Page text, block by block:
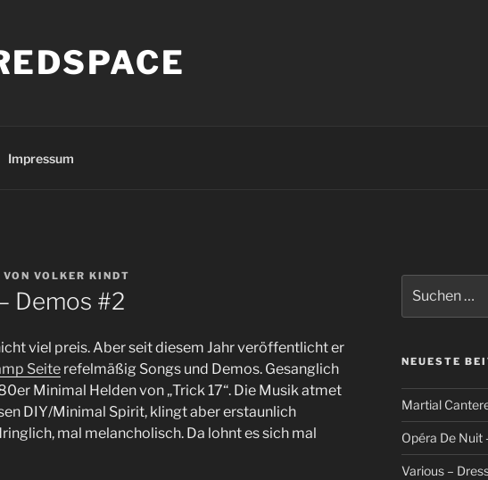
Impressum
VON VOLKER KINDT
Demos #2
viel preis. Aber seit diesem Jahr veröffentlicht er
Seite refelmäßig Songs und Demos. Gesanglich
Minimal Helden von „Trick 17“. Die Musik atmet
DIY/Minimal Spirit, klingt aber erstaunlich
mal melancholisch. Da lohnt es sich mal
nach:
NEUESTE
Martial
Opéra De Nuit
Various –